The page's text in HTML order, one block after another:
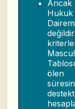
Ancak
ölen